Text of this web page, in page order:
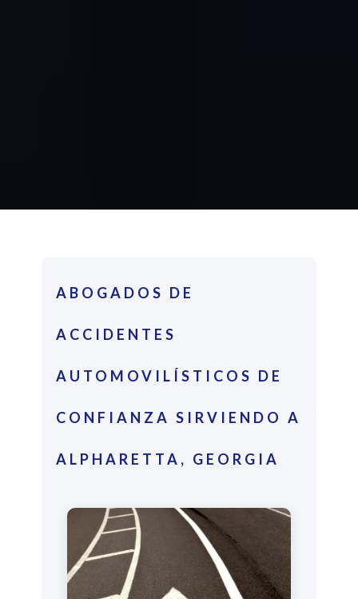
ABOGADOS DE
ACCIDENTES
AUTOMOVILÍSTICOS DE
CONFIANZA SIRVIENDO A
ALPHARETTA, GEORGIA